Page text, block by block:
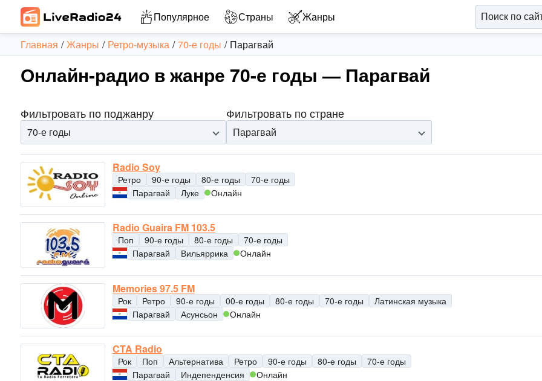
Популярное Страны
Жанры
Главная
Жанры Ретро-музыка 70-е годы Парагвай
Онлайн-радио в жанре 70-е годы — Парагвай
Фильтровать по поджанру
70-е годы
Фильтровать по стране
Парагвай
Radio Soy
Ретро 90-е годы 80-е годы
70-е годы
Парагвай
Луке Онлайн
Radio Guaira FM 103.5
Поп 90-е годы 80-е годы
70-е годы
Парагвай
Вильяррика Онлайн
Memories 97.5 FM
Рок Ретро 90-е годы 00-е годы 80-е годы 70-е годы
Латинская музыка
Парагвай
Асунсьон Онлайн
CTA Radio
Рок Поп Альтернатива Ретро 90-е годы 80-е годы
70-е годы
Парагвай
Индепенденсия Онлайн